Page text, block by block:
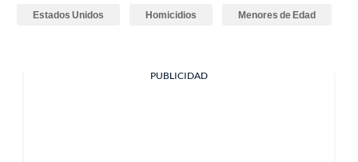
Estados Unidos Homicidios Menores de Edad
PUBLICIDAD